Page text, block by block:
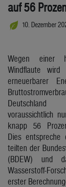
auf 56
10. Dezember
Wegen einer
Windflaute
erneuerbarer
voraussichtlich
knapp 56
Dies entspreche
teilten der
(BDEW) und
Wasserstoff-
erster